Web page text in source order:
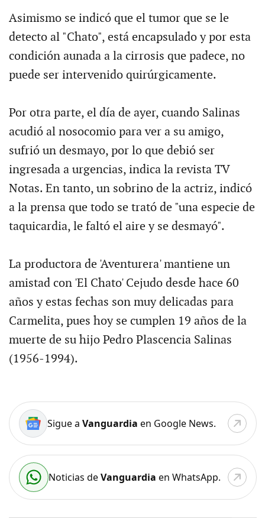
Asimismo se indicó que el tumor que se le
detecto al "Chato", está encapsulado y por esta
condición aunada a la cirrosis que padece, no
puede ser intervenido quirúrgicamente.
Por otra parte, el día de ayer, cuando Salinas
acudió al nosocomio para ver a su amigo,
sufrió un desmayo, por lo que debió ser
ingresada a urgencias, indica la revista TV
Notas. En tanto, un sobrino de la actriz, indicó
a la prensa que todo se trató de "una especie de
taquicardia, le faltó el aire y se desmayó".
La productora de 'Aventurera' mantiene un
amistad con 'El Chato' Cejudo desde hace 60
años y estas fechas son muy delicadas para
Carmelita, pues hoy se cumplen 19 años de la
muerte de su hijo Pedro Plascencia Salinas
(1956-1994).
Sigue a Vanguardia en Google News.
Noticias deVanguardia en WhatsApp.